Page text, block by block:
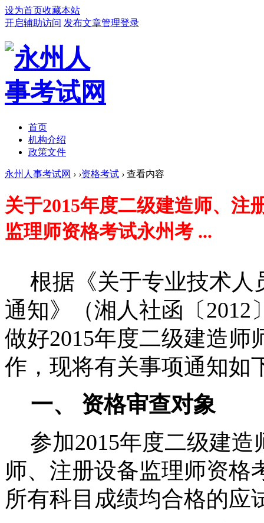
设为首页收藏本站
开启辅助访问 发布文章管理登录
首页
机构介绍
政策文件
永州人事考试网 › ›资格考试 › 查看内容
关于2015年度二级建造师、注
监理师资格考试永州考 ...
根据《关于专业技术人
通知》（湘人社函〔2012
做好2015年度二级建造师
作，现将有关事项通知如
一、 资格审查对象
参加2015年度二级建造
师、注册设备监理师资格
所有科目成绩均合格的应